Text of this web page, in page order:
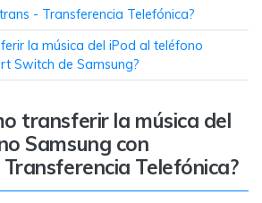
(Alias: Wutsapper)
datos de WhatsApp y
de fábrica.
App
datos del teléfono, de
- Transferencia Telefónica?
la música del iPod al teléfono
Switch de Samsung?
transferir la música del
Samsung con
Telefónica?